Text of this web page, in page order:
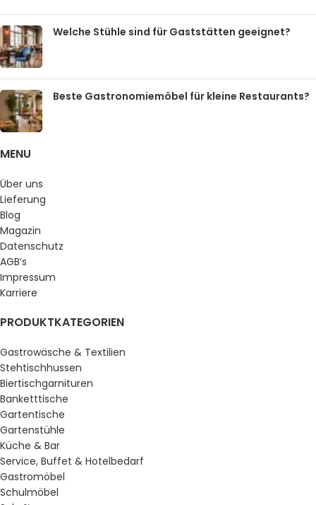
Welche Stühle sind für Gaststätten geeignet?
Beste Gastronomiemöbel für kleine Restaurants?
MENU
Über uns
Lieferung
Blog
Magazin
Datenschutz
AGB’s
Impressum
Karriere
PRODUKTKATEGORIEN
Gastrowäsche & Textilien
Stehtischhussen
Biertischgarnituren
Banketttische
Gartentische
Gartenstühle
Küche & Bar
Service, Buffet & Hotelbedarf
Gastromöbel
Schulmöbel